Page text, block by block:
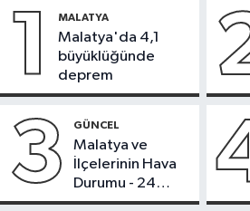
1 MALATYA
Malatya'da 4,1
büyüklüğünde
deprem
3 GÜNCEL
Malatya ve
İlçelerinin Hava
Durumu - 24
Temmuz 2026